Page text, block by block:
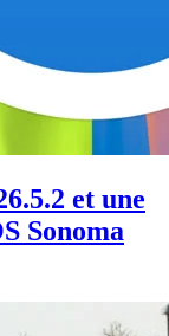
et une
Sonoma